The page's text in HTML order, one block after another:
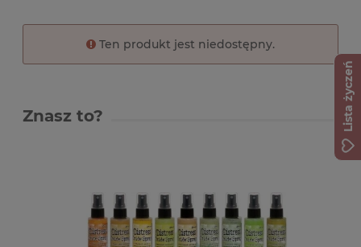
Ten produkt jest niedostępny.
Znasz to? Lista życzeń